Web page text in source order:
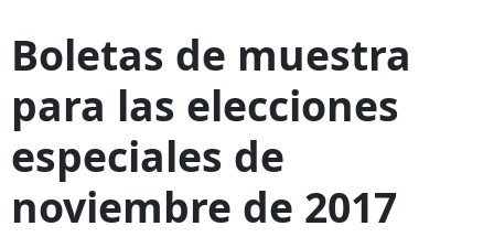
Boletas de muestra
para las elecciones
especiales de
noviembre de 2017